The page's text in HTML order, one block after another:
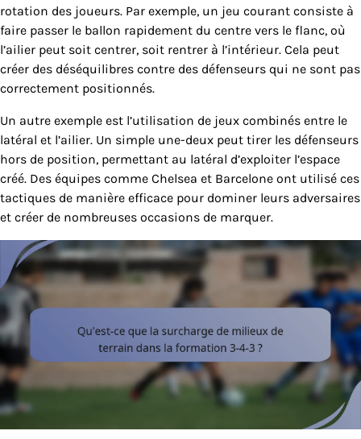
rotation des joueurs. Par exemple, un jeu courant consiste à
faire passer le ballon rapidement du centre vers le flanc, où
l’ailier peut soit centrer, soit rentrer à l’intérieur. Cela peut
créer des déséquilibres contre des défenseurs qui ne sont pas
correctement positionnés.
Un autre exemple est l’utilisation de jeux combinés entre le
latéral et l’ailier. Un simple une-deux peut tirer les défenseurs
hors de position, permettant au latéral d’exploiter l’espace
créé. Des équipes comme Chelsea et Barcelone ont utilisé ces
tactiques de manière efficace pour dominer leurs adversaires
et créer de nombreuses occasions de marquer.